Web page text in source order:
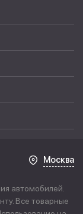
Москва
автомобилей.
Все товарные